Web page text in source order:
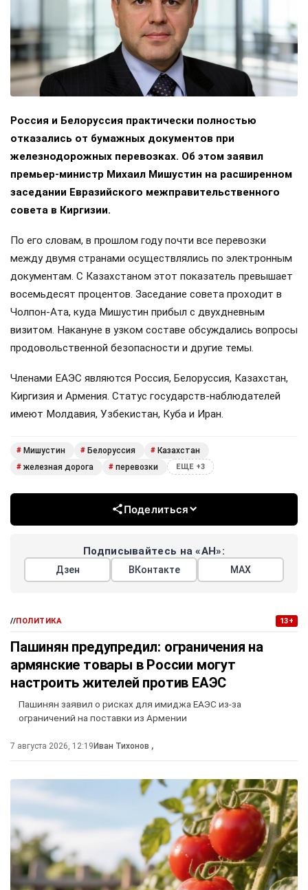
Россия и Белоруссия практически полностью
отказались от бумажных документов при
железнодорожных перевозках. Об этом заявил
премьер-министр Михаил Мишустин на расширенном
заседании Евразийского межправительственного
совета в Киргизии.
По его словам, в прошлом году почти все перевозки
между двумя странами осуществлялись по электронным
документам. С Казахстаном этот показатель превышает
восемьдесят процентов. Заседание совета проходит в
Чолпон-Ата, куда Мишустин прибыл с двухдневным
визитом. Накануне в узком составе обсуждались вопросы
продовольственной безопасности и другие темы.
Членами ЕАЭС являются Россия, Белоруссия, Казахстан,
Киргизия и Армения. Статус государств-наблюдателей
имеют Молдавия, Узбекистан, Куба и Иран.
# Мишустин # Белоруссия # Казахстан
# железная дорога # перевозки ЕЩЕ +3
Поделиться
Подписывайтесь на «АН»:
Дзен ВКонтакте МАХ
//ПОЛИТИКА 13+
Пашинян предупредил: ограничения на
армянские товары в России могут
настроить жителей против ЕАЭС
Пашинян заявил о рисках для имиджа ЕАЭС из-за
ограничений на поставки из Армении
7 августа 2026, 12:19Иван Тихонов ,